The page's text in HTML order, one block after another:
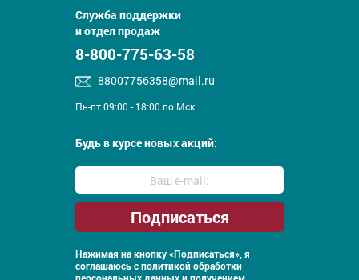
Служба поддержки
и отдел продаж
8-800-775-63-58
88007756358@mail.ru
Пн-пт 09:00 - 18:00 по Мск
Будь в курсе новых акций:
Нажимая на кнопку «Подписаться», я
соглашаюсь с политикой обработки